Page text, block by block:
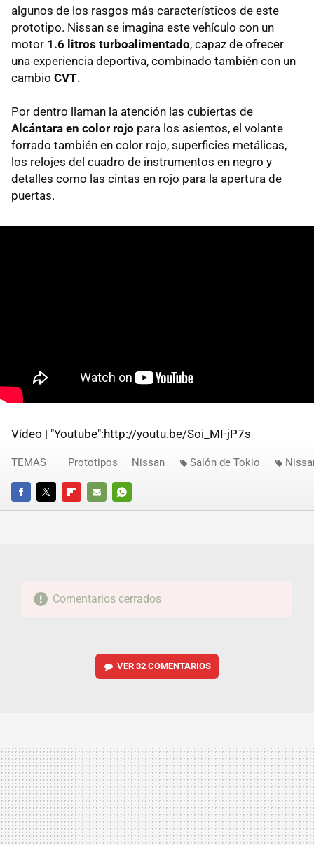
algunos de los rasgos más característicos de este
prototipo. Nissan se imagina este vehículo con un
motor 1.6 litros turboalimentado, capaz de ofrecer
una experiencia deportiva, combinado también con un
cambio CVT.
Por dentro llaman la atención las cubiertas de
Alcántara en color rojo para los asientos, el volante
forrado también en color rojo, superficies metálicas,
los relojes del cuadro de instrumentos en negro y
detalles como las cintas en rojo para la apertura de
puertas.
Vídeo | "Youtube":http://youtu.be/Soi_MI-jP7s
FACEBOOKTWITTERFLIPBOARD
E-
WHATSAPP
TEMAS Prototipos Nissan Salón de Tokio
Comentarios cerrados
VER 32 COMENTARIOS